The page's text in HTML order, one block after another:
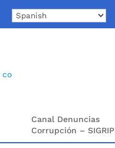
co
Canal Denuncias
Corrupción – SIGRIP